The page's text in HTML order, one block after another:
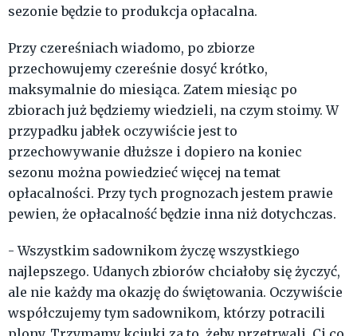
sezonie będzie to produkcja opłacalna.
Przy czereśniach wiadomo, po zbiorze
przechowujemy czereśnie dosyć krótko,
maksymalnie do miesiąca. Zatem miesiąc po
zbiorach już będziemy wiedzieli, na czym stoimy. W
przypadku jabłek oczywiście jest to
przechowywanie dłuższe i dopiero na koniec
sezonu można powiedzieć więcej na temat
opłacalności. Przy tych prognozach jestem prawie
pewien, że opłacalność będzie inna niż dotychczas.
- Wszystkim sadownikom życzę wszystkiego
najlepszego. Udanych zbiorów chciałoby się życzyć,
ale nie każdy ma okazję do świętowania. Oczywiście
współczujemy tym sadownikom, którzy potracili